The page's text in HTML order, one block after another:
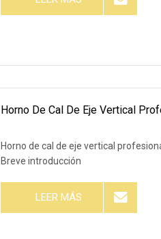
Horno De Cal De Eje Vertical
Horno de cal de eje vertical
Breve introducción
LEER MÁS